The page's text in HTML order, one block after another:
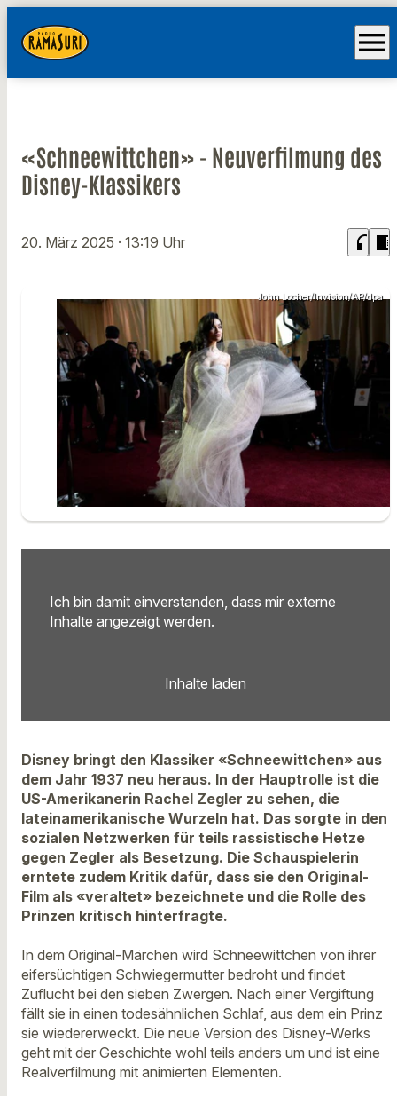
menu
«Schneewittchen» - Neuverfilmung des
Disney-Klassikers
20. März 2025 · 13:19 Uhr headphones chrome_reader_mode
John Locher/Invision/AP/dpa
Ich bin damit einverstanden, dass mir externe
Inhalte angezeigt werden.
Inhalte laden
Disney bringt den Klassiker «Schneewittchen» aus
dem Jahr 1937 neu heraus. In der Hauptrolle ist die
US-Amerikanerin Rachel Zegler zu sehen, die
lateinamerikanische Wurzeln hat. Das sorgte in den
sozialen Netzwerken für teils rassistische Hetze
gegen Zegler als Besetzung. Die Schauspielerin
erntete zudem Kritik dafür, dass sie den Original-
Film als «veraltet» bezeichnete und die Rolle des
Prinzen kritisch hinterfragte.
In dem Original-Märchen wird Schneewittchen von ihrer
eifersüchtigen Schwiegermutter bedroht und findet
Zuflucht bei den sieben Zwergen. Nach einer Vergiftung
fällt sie in einen todesähnlichen Schlaf, aus dem ein Prinz
sie wiedererweckt. Die neue Version des Disney-Werks
geht mit der Geschichte wohl teils anders um und ist eine
Realverfilmung mit animierten Elementen.